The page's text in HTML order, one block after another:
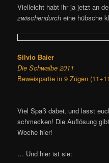
Vielleicht habt ihr ja jetzt an
zwischendurch eine hübsche
Silvio Baier
Die Schwalbe 2011
Beweispartie in 9 Zügen
Viel Spaß dabei, und lasst
schmecken! Die Auflösung
Woche hier!
… Und hier ist sie: